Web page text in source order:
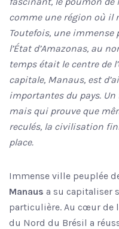
comme une région où il
Toutefois, une
l’État d’Amazonas, au
temps était le centre de
capitale, Manaus, est
importantes du pays.
mais qui prouve que
reculés, la civilisation
place.
Immense ville peuplée
Manaus a su capitaliser
particulière. Au cœur de
du Nord du Brésil a